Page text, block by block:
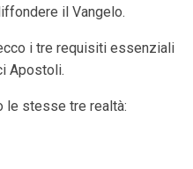
il Vangelo.
i tre requisiti essenziali
Apostoli.
le stesse tre realtà: